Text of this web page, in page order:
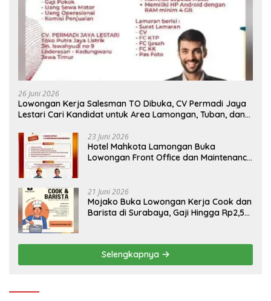
26 Juni 2026
Lowongan Kerja Salesman TO Dibuka, CV Permadi Jaya
Lestari Cari Kandidat untuk Area Lamongan, Tuban, dan
23 Juni 2026
Hotel Mahkota Lamongan Buka
Lowongan Front Office dan Maintenance
21 Juni 2026
Mojako Buka Lowongan Kerja Cook dan
Barista di Surabaya, Gaji Hingga Rp2,5
Selengkapnya